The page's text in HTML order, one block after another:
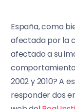
España, como
afectada por la
afectado a su
2002 y 2010? A
responder dos